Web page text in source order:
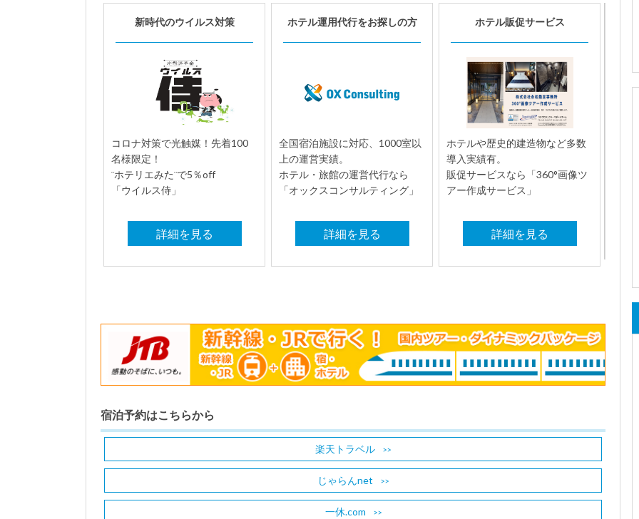
新時代のウイルス対策
コロナ対策で光触媒！先着100
名様限定！
¨ホテリエみた¨で5％off
「ウイルス侍」
詳細を見る
ホテル運用代行をお探しの方
全国宿泊施設に対応、1000室以
上の運営実績。
ホテル・旅館の運営代行なら
「オックスコンサルティング」
詳細を見る
ホテル販促サービス
ホテルや歴史的建造物など多数
導入実績有。
販促サービスなら「360°画像ツ
アー作成サービス」
詳細を見る
宿泊予約はこちらから
楽天トラベル
じゃらんnet
一休.com